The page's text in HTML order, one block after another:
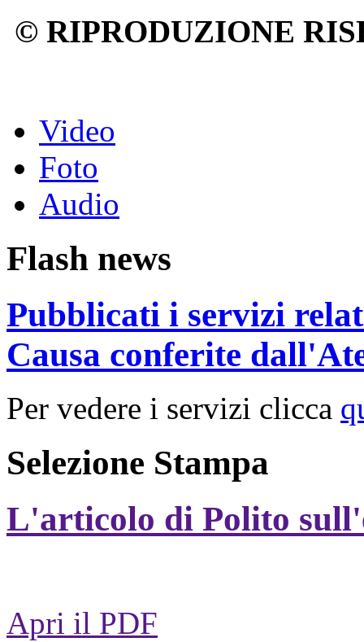
© RIPRODUZIONE
Video
Foto
Audio
Flash news
Pubblicati i servizi
Causa conferite
Per vedere i servizi clicca
Selezione Stampa
L'articolo di Polito
Apri il PDF